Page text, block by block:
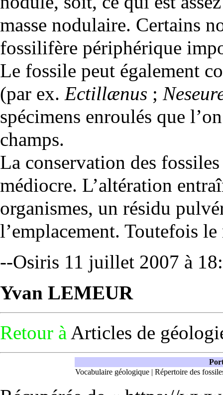
masse nodulaire. Certains
fossilifère périphérique
Le fossile peut également
(par ex. Ectillænus ;
spécimens enroulés que
champs.
La conservation des
médiocre. L’altération
organismes, un résidu
l’emplacement. Toutefois
--Osiris 11 juillet 2007 à
Yvan LEMEUR
Retour à Articles de
Vocabulaire géologique | Répertoire des